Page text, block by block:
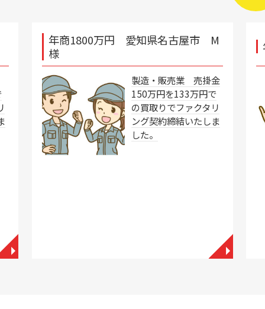
◥
年商1800万円 愛知県名古屋市 M
様
製造・販売業 売掛金
150万円を133万円で
の買取りでファクタリ
ング契約締結いたしま
した。
◥